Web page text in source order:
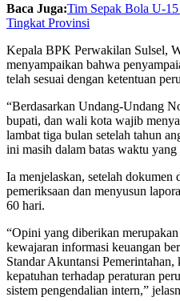
Baca Juga:Tim Sepak Bola U-
Tingkat Provinsi
Kepala BPK Perwakilan Sulsel,
menyampaikan bahwa
telah sesuai dengan ketentuan
“Berdasarkan Undang-Undang
bupati, dan wali kota wajib
lambat tiga bulan setelah tahun
ini masih dalam batas waktu
Ia menjelaskan, setelah
pemeriksaan dan menyusun
60 hari.
“Opini yang diberikan
kewajaran informasi keuangan
Standar Akuntansi
kepatuhan terhadap peraturan
sistem pengendalian intern,”